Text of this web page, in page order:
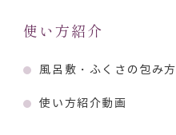
使い方紹介
風呂敷・ふくさの包み方
使い方紹介動画